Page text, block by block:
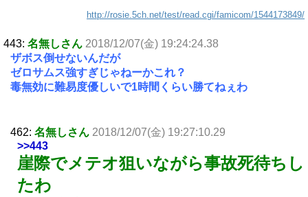
http://rosie.5ch.net/test/read.cgi/famicom/1544173849/
443: 名無しさん 2018/12/07(金) 19:24:24.38
ザボス倒せないんだが
ゼロサムス強すぎじゃねーかこれ？
毒無効に難易度優しいで1時間くらい勝てねぇわ
462: 名無しさん 2018/12/07(金) 19:27:10.29
>>443
崖際でメテオ狙いながら事故死待ちし
たわ